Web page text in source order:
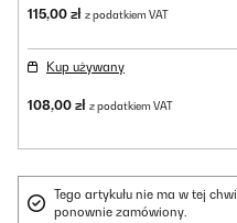
115,00 zł z podatkiem VAT
Kup używany
108,00 zł z podatkiem VAT
Tego artykułu nie ma w tej
ponownie zamówiony.